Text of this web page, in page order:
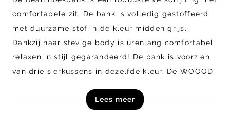
comfortabele zit. De bank is volledig gestoffeerd
met duurzame stof in de kleur midden grijs.
Dankzij haar stevige body is urenlang comfortabel
relaxen in stijl gegarandeerd! De bank is voorzien
van drie sierkussens in dezelfde kleur. De WOOOD
drie ruime zitplekken en is voorzien van een
Lees meer